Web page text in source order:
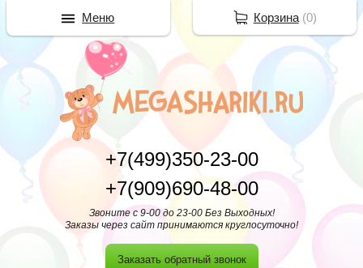
+7(499)350-23-00
+7(909)690-48-00
Звоните с 9-00 до 23-00 Без Выходных!
Заказы через сайт принимаются круглосуточно!
Заказать обратный звонок
Корзина(0)
Меню